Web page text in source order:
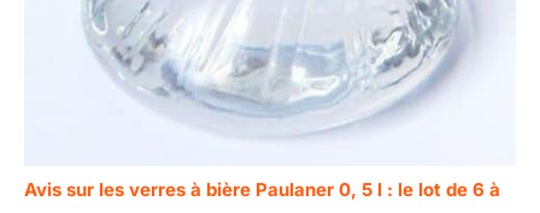
Avis sur les verres à bière Paulaner 0, 5 l : le lot de 6 à